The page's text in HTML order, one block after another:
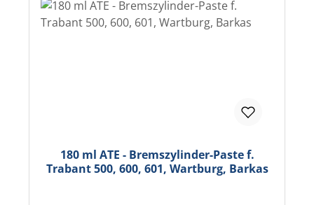
180 ml ATE - Bremszylinder-Paste f.
Trabant 500, 600, 601, Wartburg, Barkas